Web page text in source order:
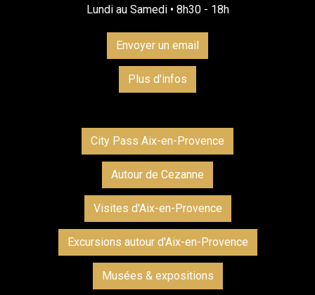
Lundi au Samedi • 8h30 - 18h
Envoyer un email
Plus d'infos
City Pass Aix-en-Provence
Autour de Cezanne
Visites d'Aix-en-Provence
Excursions autour d'Aix-en-Provence
Musées & expositions